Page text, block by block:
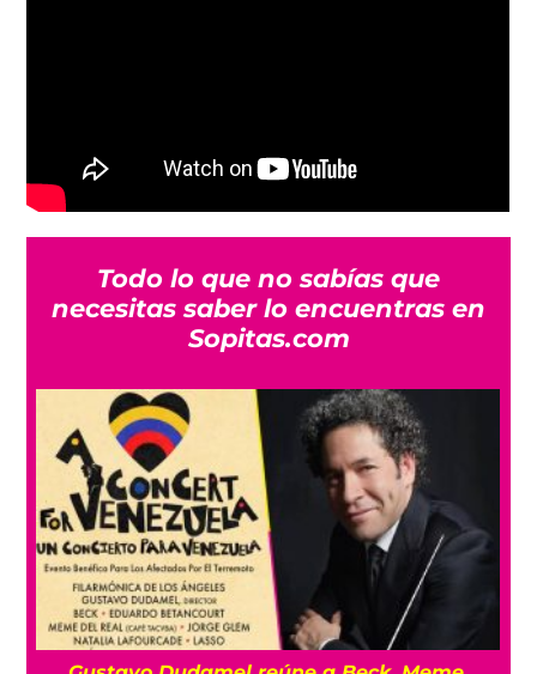
Todo lo que no sabías que
necesitas saber lo encuentras en
Sopitas.com